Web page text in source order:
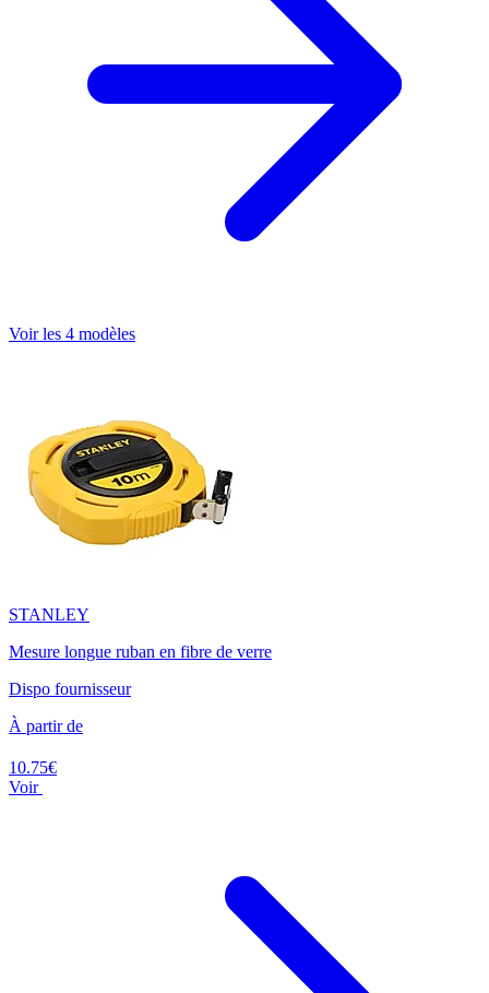
Voir les 4 modèles
STANLEY
Mesure longue ruban en fibre de verre
Dispo fournisseur
À partir de
10.75€
Voir